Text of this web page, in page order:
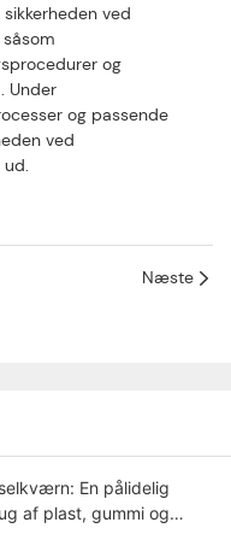
ved
og
Under
og passende
ved
Næste
En pålidelig
af plast, gummi og